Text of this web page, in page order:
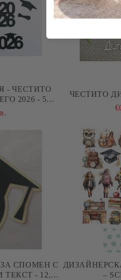
- ЧЕСТИТО
2026 - 5
ЧЕСТИТО
- 12,50
–